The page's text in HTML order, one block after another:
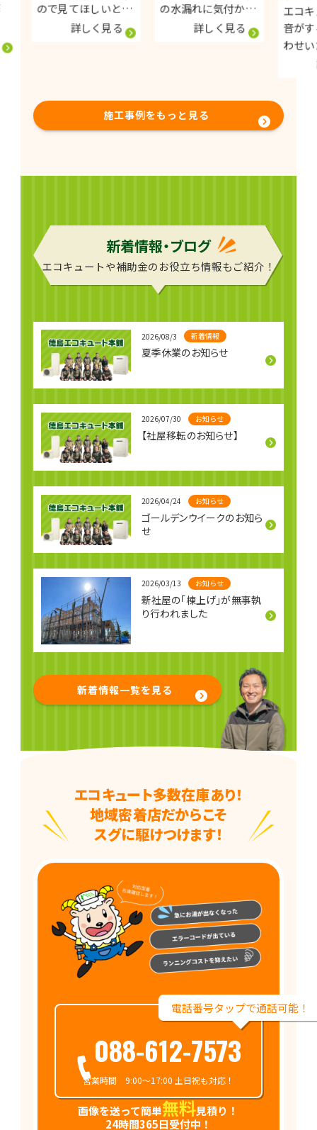
ので見てほしいとお
問い合わせいただき
ました。 エコキュー
が漏れてしまいエラ
ーコードが出ていま
て頂き、水漏れの心
詳しく見る
の水漏れに気付かれ
お問い合わせをいた
だきました。 交換さ
音が鳴り始め、使え
なくなってしまった
ぐにご連絡をいただ
詳しく見る
エコキュート
音がする、と
わせいただき
部分（ファン
ーや加圧ポン
た。 A様邸は徳島市
も塩害が関係
てもおかしく
詳し
施工事例をもっと見る
新着情報・ブログ
エコキュートや補助金のお役立ち情報もご紹介！
2026/08/3 新着情報
夏季休業のお知らせ
2026/07/30 お知らせ
【社屋移転のお知らせ】
2026/04/24 お知らせ
ゴールデンウイークのお知ら
せ
2026/03/13 お知らせ
新社屋の「棟上げ」が無事執
り行われました
新着情報一覧を見る
エコキュート多数在庫あり！
地域密着店だからこそ
スグに駆けつけます！
電話番号タップで通話可能！
088-612-7573
営業時間 9:00～17:00 土日祝も対応！
画像を送って簡単無料見積り！
24時間365日受付中！